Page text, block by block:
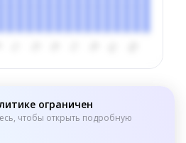
ограничен
чтобы открыть подробную